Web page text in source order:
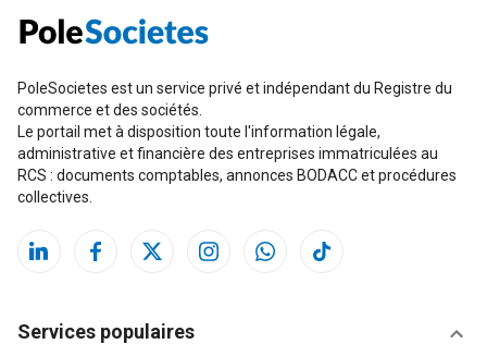
PoleSocietes est un service privé et indépendant du Registre du
commerce et des sociétés.
Le portail met à disposition toute l'information légale,
administrative et financière des entreprises immatriculées au
RCS : documents comptables, annonces BODACC et procédures
collectives.
Services populaires